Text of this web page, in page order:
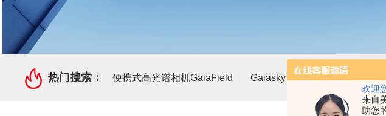
欢迎
来自
助您
热门搜索： 便携式高光谱相机GaiaField Gaiasky mini3-VN无人机载高